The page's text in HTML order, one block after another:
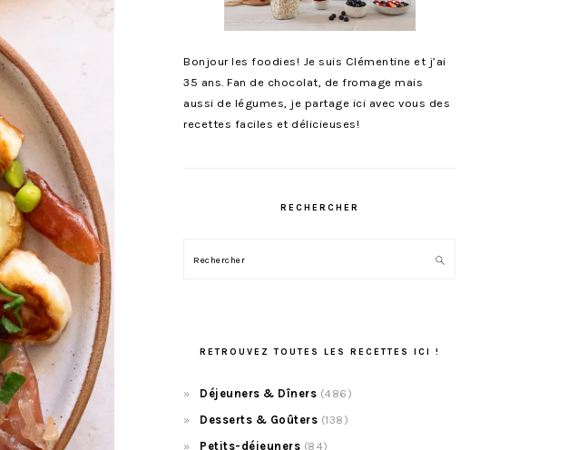
Bonjour les foodies! Je suis Clémentine et j’ai
35 ans. Fan de chocolat, de fromage mais
aussi de légumes, je partage ici avec vous des
recettes faciles et délicieuses!
RECHERCHER
Rechercher
RETROUVEZ TOUTES LES RECETTES ICI !
Déjeuners & Dîners (486)
Desserts & Goûters (138)
Petits-déjeuners (84)